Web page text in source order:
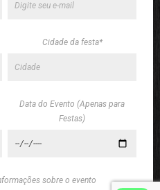
Cidade da festa*
Data do Evento (Apenas para
Festas)
sobre o evento